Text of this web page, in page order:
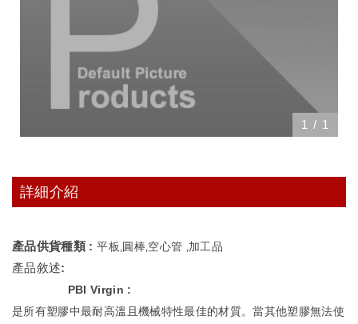
1 / 1
詳細介紹
產品供貨種類 :平板‚圓棒‚空心管 ‚加工品
產品敘述:
PBI Virgin :
是所有塑膠中最耐高溫且機械特性最佳的材質。當其他塑膠無法使